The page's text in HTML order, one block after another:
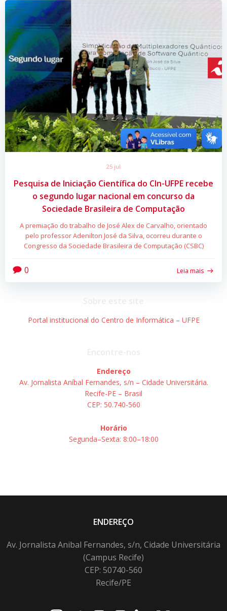
25 jul
Pesquisa de Iniciação Científica do CIn-UFPE recebe
o segundo lugar nacional em concurso da
Sociedade Brasileira de Computação
A premiação do trabalho de José Alex de Carvalho, orientado
pelo professor Adenilton José da Silva, ocorreu durante o
Congresso da Sociedade Brasileira de Computação (CSBC)
0 Leia mais
Portal institucional do Centro de Informática – UFPE
Endereço
Av. Jornalista Aníbal Fernandes, s/n – Cidade Universitária.
Recife-PE – Brasil
CEP: 50.740-560
Horário
Segunda–Sexta: 8:00–18:00
ENDEREÇO
Av. Jornalista Anibal Fernandes, s/n, Cidade Universitária
(Campus Recife)
CEP: 50740-560
Recife/PE